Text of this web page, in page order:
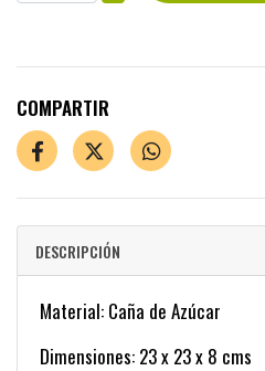
COMPARTIR
DESCRIPCIÓN
Material: Caña de Azúcar
Dimensiones: 23 x 23 x 8 cms